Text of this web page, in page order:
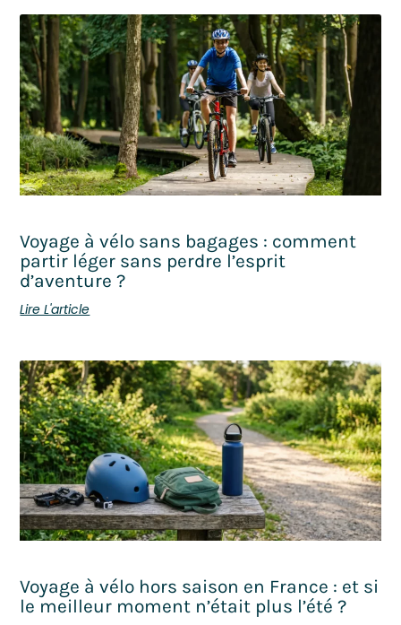
Voyage à vélo sans bagages : comment
partir léger sans perdre l’esprit
d’aventure ?
Lire L'article
Voyage à vélo hors saison en France : et si
le meilleur moment n’était plus l’été ?